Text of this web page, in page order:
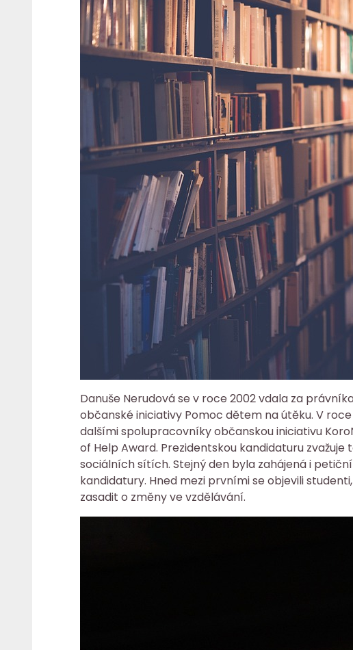
Danuše Nerudová se v roce 2002 vdala za
občanské iniciativy Pomoc dětem na útěku. V
dalšími spolupracovníky občanskou iniciativu
of Help Award. Prezidentskou kandidaturu zvažuje
sociálních sítích. Stejný den byla zahájená i
kandidatury. Hned mezi prvními se objevili
zasadit o změny ve vzdělávání.